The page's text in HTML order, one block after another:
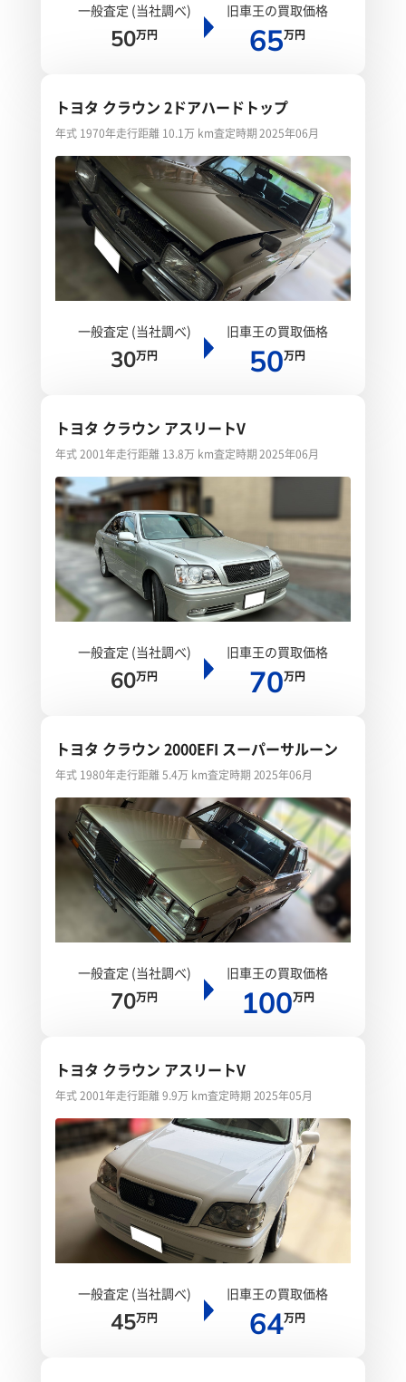
一般査定 (当社調べ)
50万円
旧車王の買取価格
65万円
トヨタ クラウン 2ドアハードトップ
年式 1970年走行距離 10.1万 km査定時期 2025年06月
一般査定 (当社調べ)
30万円
旧車王の買取価格
50万円
トヨタ クラウン アスリートV
年式 2001年走行距離 13.8万 km査定時期 2025年06月
一般査定 (当社調べ)
60万円
旧車王の買取価格
70万円
トヨタ クラウン 2000EFI スーパーサルーン
年式 1980年走行距離 5.4万 km査定時期 2025年06月
一般査定 (当社調べ)
70万円
旧車王の買取価格
100万円
トヨタ クラウン アスリートV
年式 2001年走行距離 9.9万 km査定時期 2025年05月
一般査定 (当社調べ)
45万円
旧車王の買取価格
64万円